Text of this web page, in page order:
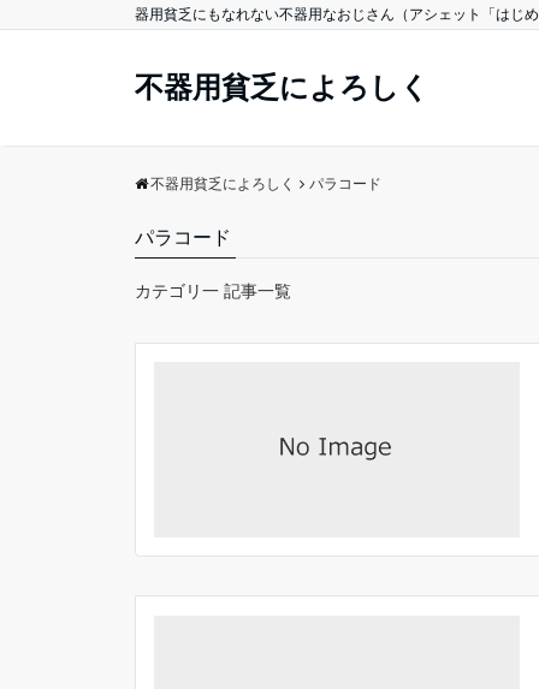
器用貧乏にもなれない不器用なおじさん（アシェット「はじ
不器用貧乏によろしく
不器用貧乏によろしく パラコード
パラコード
カテゴリ一 記事一覧